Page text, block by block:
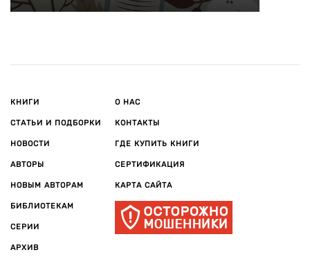
КНИГИ
СТАТЬИ И ПОДБОРКИ
НОВОСТИ
АВТОРЫ
НОВЫМ АВТОРАМ
БИБЛИОТЕКАМ
СЕРИИ
АРХИВ
О НАС
КОНТАКТЫ
ГДЕ КУПИТЬ КНИГИ
СЕРТИФИКАЦИЯ
КАРТА САЙТА